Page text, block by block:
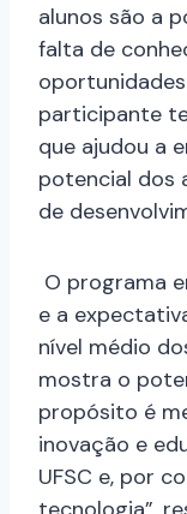
alunos são a
falta de
participante
que ajudou a
potencial dos
de
O programa
e a
nível médio
mostra o
propósito é
inovação e
UFSC e, por